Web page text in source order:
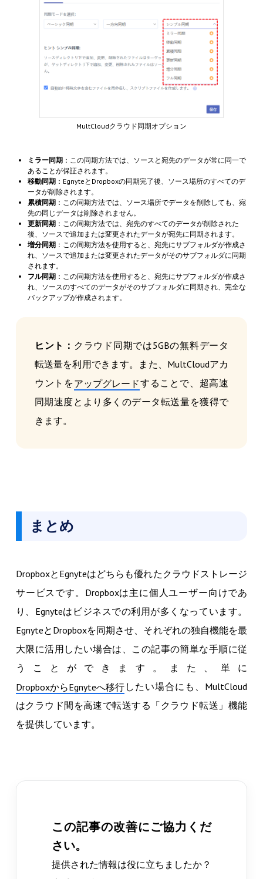
MultCloudクラウド同期オプション
ミラー同期：この同期方法では、ソースと宛先のデータが常に同一で
あることが保証されます。
移動同期：EgnyteとDropboxの同期完了後、ソース場所のすべてのデ
ータが削除されます。
累積同期：この同期方法では、ソース場所でデータを削除しても、宛
先の同じデータは削除されません。
更新同期：この同期方法では、宛先のすべてのデータが削除された
後、ソースで追加または変更されたデータが宛先に同期されます。
増分同期：この同期方法を使用すると、宛先にサブフォルダが作成さ
れ、ソースで追加または変更されたデータがそのサブフォルダに同期
されます。
フル同期：この同期方法を使用すると、宛先にサブフォルダが作成さ
れ、ソースのすべてのデータがそのサブフォルダに同期され、完全な
バックアップが作成されます。
ヒント： クラウド同期では5GBの無料データ
転送量を利用できます。また、MultCloudアカ
ウントをアップグレードすることで、超高速
同期速度とより多くのデータ転送量を獲得で
きます。
まとめ
DropboxとEgnyteはどちらも優れたクラウドストレージ
サービスです。Dropboxは主に個人ユーザー向けであ
り、Egnyteはビジネスでの利用が多くなっています。
EgnyteとDropboxを同期させ、それぞれの独自機能を最
大限に活用したい場合は、この記事の簡単な手順に従
うことができます。また、単に
DropboxからEgnyteへ移行したい場合にも、MultCloud
はクラウド間を高速で転送する「クラウド転送」機能
を提供しています。
この記事の改善にご協力くだ
さい。
提供された情報は役に立ちましたか？